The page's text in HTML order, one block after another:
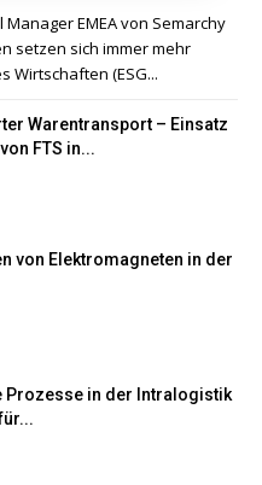
EMEA von Semarchy
setzen sich immer mehr
Wirtschaften (ESG...
Warentransport – Einsatz
FTS in...
von Elektromagneten in der
Prozesse in der Intralogistik